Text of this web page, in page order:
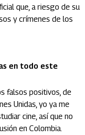
que, a riesgo de su
y crímenes de los
en todo este
falsos positivos, de
Unidas, yo ya me
cine, así que no
en Colombia.